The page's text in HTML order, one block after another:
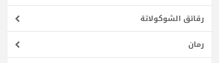
رقائق الشوكولاتة
رمان